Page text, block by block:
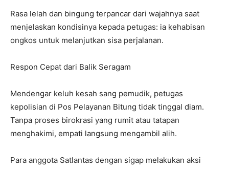
Rasa lelah dan bingung terpancar dari wajahnya saat
menjelaskan kondisinya kepada petugas: ia kehabisan
ongkos untuk melanjutkan sisa perjalanan.
Respon Cepat dari Balik Seragam
Mendengar keluh kesah sang pemudik, petugas
kepolisian di Pos Pelayanan Bitung tidak tinggal diam.
Tanpa proses birokrasi yang rumit atau tatapan
menghakimi, empati langsung mengambil alih.
Para anggota Satlantas dengan sigap melakukan aksi